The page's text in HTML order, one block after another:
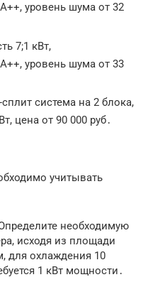
уровень шума от 32
7;1 кВт,
уровень шума от 33
система на 2 блока,
цена от 90 000 руб․
учитывать
необходимую
исходя из площади
для охлаждения 10
1 кВт мощности․